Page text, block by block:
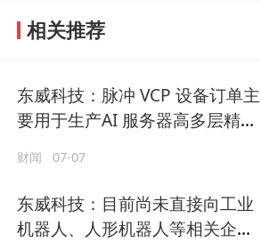
相关推荐
东威科技：脉冲 VCP 设备订单主
要用于生产AI 服务器高多层精密
财闻 07-07
东威科技：目前尚未直接向工业
机器人、人形机器人等相关企业